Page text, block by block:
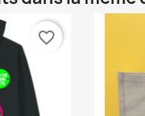
favorite_border